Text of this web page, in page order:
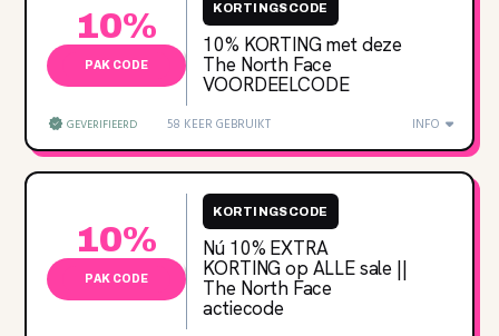
10%
PAK CODE
KORTINGSCODE
10‌% KORTING met deze
The North Face
VOORDEELCODE
GEVERIFIEERD 58 KEER GEBRUIKT INFO
10%
PAK CODE
KORTINGSCODE
Nú 10‌% EXTRA
KORTING op ALLE sale ||
The North Face
actiecode